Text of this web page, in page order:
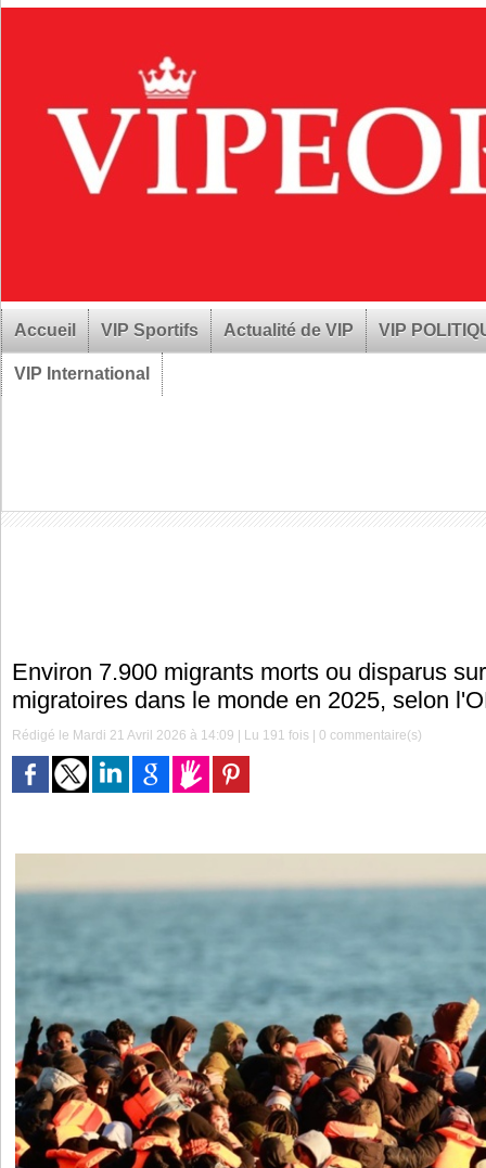
Accueil VIP Sportifs Actualité de VIP VIP
VIP International
Environ 7.900 migrants morts ou disparus
migratoires dans le monde en 2025, selon
Rédigé le Mardi 21 Avril 2026 à 14:09 | Lu 191 fois |0 commentaire(s)